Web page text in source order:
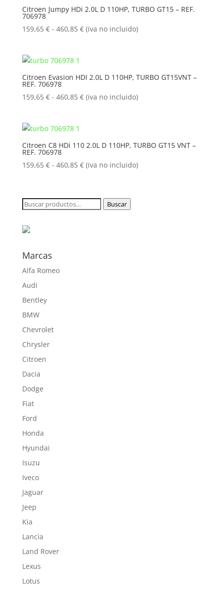
159,65 €
460,85 €
Citroen Jumpy HDi 2.0L D 110HP, TURBO GT15 – REF.
706978
159,65 € - 460,85 €Rango
159,65 €
460,85 €
(iva no incluido)
Citroen Evasion HDI 2.0L D 110HP, TURBO GT15VNT –
REF. 706978
159,65 € - 460,85 €Rango
159,65 €
460,85 €
(iva no incluido)
Citroen C8 HDi 110 2.0L D 110HP, TURBO GT15 VNT –
REF. 706978
159,65 € - 460,85 €Rango
desde
159,65 €
(iva no incluido)
Buscar
Buscar
Marcas
Alfa Romeo
Audi
Bentley
BMW
Chevrolet
Chrysler
Citroen
Dacia
Dodge
Fiat
Ford
Honda
Hyundai
Isuzu
Iveco
Jaguar
Jeep
Kia
Lancia
Land Rover
Lexus
Lotus